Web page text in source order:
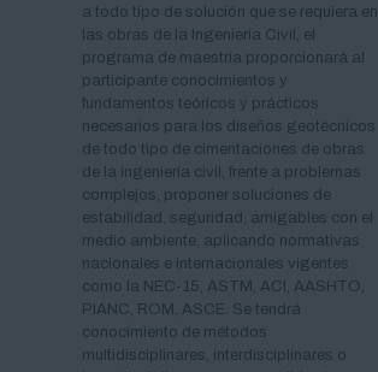
a todo tipo de solución que se requiera en
las obras de la Ingeniería Civil, el
programa de maestría proporcionará al
participante conocimientos y
fundamentos teóricos y prácticos
necesarios para los diseños geotécnicos
de todo tipo de cimentaciones de obras
de la ingeniería civil, frente a problemas
complejos, proponer soluciones de
estabilidad, seguridad, amigables con el
medio ambiente, aplicando normativas
nacionales e internacionales vigentes
como la NEC-15, ASTM, ACI, AASHTO,
PIANC, ROM, ASCE. Se tendrá
conocimiento de métodos
multidisciplinares, interdisciplinares o